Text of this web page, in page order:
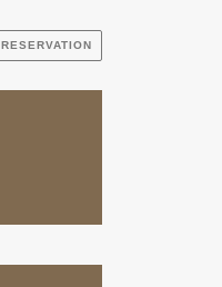
RESERVATION